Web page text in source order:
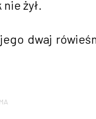
żył.
dwaj